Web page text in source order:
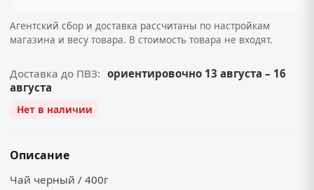
Агентский сбор и доставка рассчитаны по настройкам
магазина и весу товара. В стоимость товара не входят.
Доставка до ПВЗ: ориентировочно 13 августа – 16
августа
Нет в наличии
Описание
Чай черный / 400г